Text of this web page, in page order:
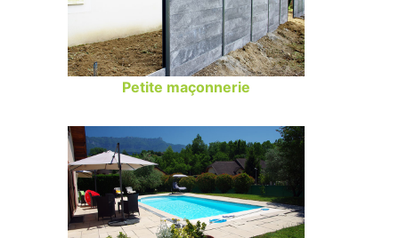
Petite maçonnerie